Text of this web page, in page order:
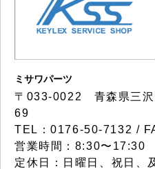
ミサワパーツ
〒033-0022 青森県三沢
69
TEL：0176-50-7132 /
営業時間：8:30〜17:30
定休日：日曜日、祝日、